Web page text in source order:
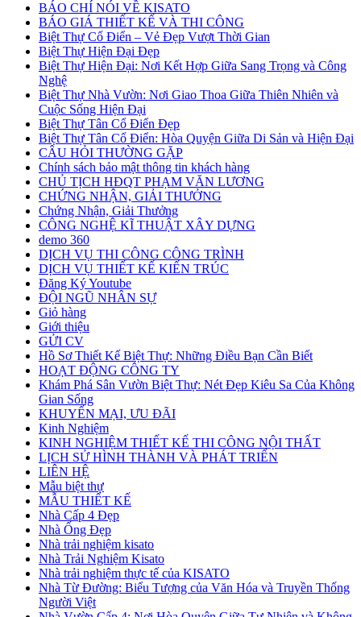
BÁO CHÍ NÓI VỀ KISATO
BÁO GIÁ THIẾT KẾ VÀ THI CÔNG
Biệt Thự Cổ Điển – Vẻ Đẹp Vượt Thời Gian
Biệt Thự Hiện Đại Đẹp
Biệt Thự Hiện Đại: Nơi Kết Hợp Giữa Sang Trọng và Công
Nghệ
Biệt Thự Nhà Vườn: Nơi Giao Thoa Giữa Thiên Nhiên và
Cuộc Sống Hiện Đại
Biệt Thự Tân Cổ Điển Đẹp
Biệt Thự Tân Cổ Điển: Hòa Quyện Giữa Di Sản và Hiện Đại
CÂU HỎI THƯỜNG GẶP
Chính sách bảo mật thông tin khách hàng
CHỦ TỊCH HĐQT PHẠM VĂN LƯƠNG
CHỨNG NHẬN, GIẢI THƯỞNG
Chứng Nhận, Giải Thưởng
CÔNG NGHỆ KĨ THUẬT XÂY DỰNG
demo 360
DỊCH VỤ THI CÔNG CÔNG TRÌNH
DỊCH VỤ THIẾT KẾ KIẾN TRÚC
Đăng Ký Youtube
ĐỘI NGŨ NHÂN SỰ
Giỏ hàng
Giới thiệu
GỬI CV
Hồ Sơ Thiết Kế Biệt Thự: Những Điều Bạn Cần Biết
HOẠT ĐỘNG CÔNG TY
Khám Phá Sân Vườn Biệt Thự: Nét Đẹp Kiêu Sa Của Không
Gian Sống
KHUYẾN MẠI, ƯU ĐÃI
Kinh Nghiệm
KINH NGHIỆM THIẾT KẾ THI CÔNG NỘI THẤT
LỊCH SỬ HÌNH THÀNH VÀ PHÁT TRIỂN
LIÊN HỆ
Mẫu biệt thự
MẪU THIẾT KẾ
Nhà Cấp 4 Đẹp
Nhà Ống Đẹp
Nhà trải nghiệm kisato
Nhà Trải Nghiệm Kisato
Nhà trải nghiệm thực tế của KISATO
Nhà Từ Đường: Biểu Tượng của Văn Hóa và Truyền Thống
Người Việt